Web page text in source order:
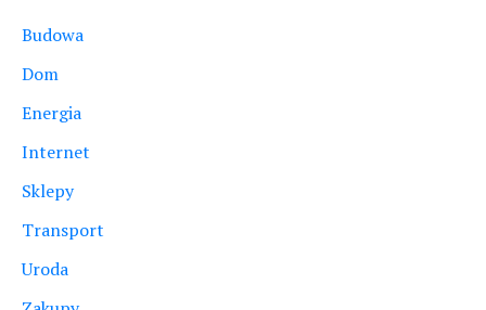
Budowa
Dom
Energia
Internet
Sklepy
Transport
Uroda